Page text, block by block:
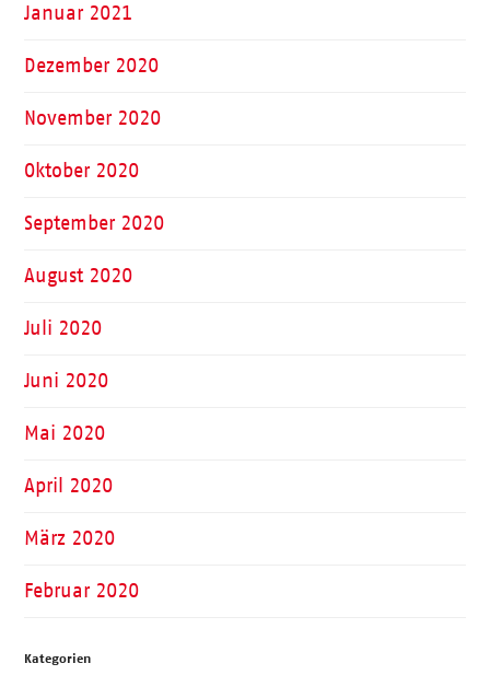
Januar 2021
Dezember 2020
November 2020
Oktober 2020
September 2020
August 2020
Juli 2020
Juni 2020
Mai 2020
April 2020
März 2020
Februar 2020
Kategorien